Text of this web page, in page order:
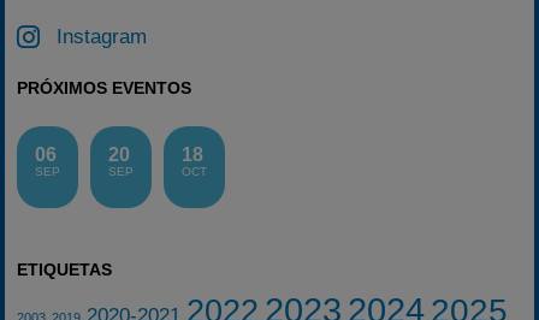
Instagram
PRÓXIMOS EVENTOS
06
SEP
20
SEP
18
OCT
ETIQUETAS
2022 2023 20242025